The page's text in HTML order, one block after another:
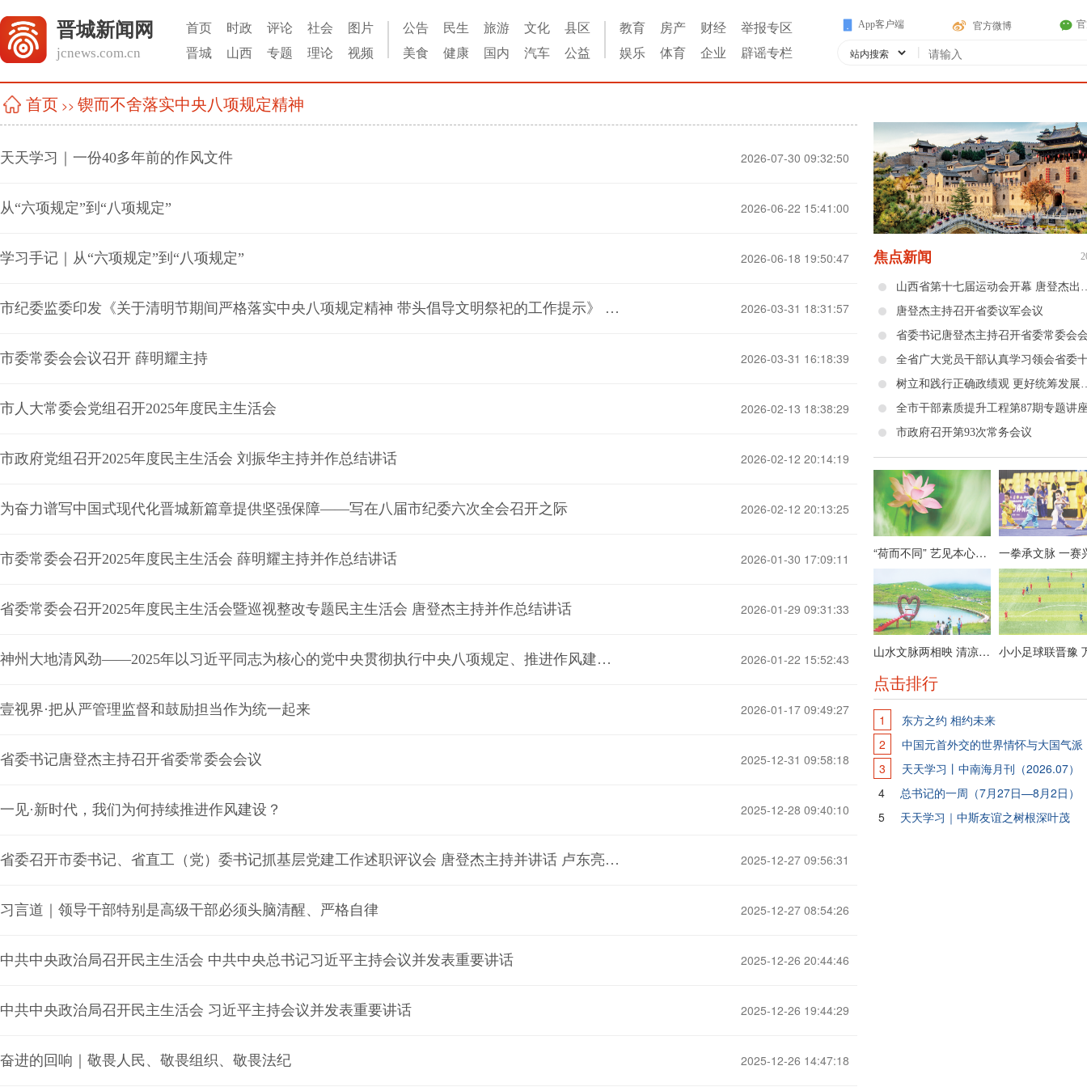
晋城新闻网
jcnews.com.cn
首页 时政 评论 社会
图片
晋城
山西 专题 理论 视频
公告 民生 旅游 文化
县区
美食
健康 国内 汽车 公益
教育 房产 财经
举报专区
娱乐
体育 企业 辟谣专栏
App客户端 官方微博
|
首页 >> 锲而不舍落实中央八项规定精神
天天学习｜一份40多年前的作风文件 2026-07-30 09:32:50
从“六项规定”到“八项规定” 2026-06-22 15:41:00
学习手记｜从“六项规定”到“八项规定” 2026-06-18 19:50:47
市纪委监委印发《关于清明节期间严格落实中央八项规定精神 带头倡导文明祭祀的工作提示》 党员干部要带头做到“八个严禁” 2026-03-31 18:31:57
市委常委会会议召开 薛明耀主持 2026-03-31 16:18:39
市人大常委会党组召开2025年度民主生活会 2026-02-13 18:38:29
市政府党组召开2025年度民主生活会 刘振华主持并作总结讲话 2026-02-12 20:14:19
为奋力谱写中国式现代化晋城新篇章提供坚强保障——写在八届市纪委六次全会召开之际 2026-02-12 20:13:25
市委常委会召开2025年度民主生活会 薛明耀主持并作总结讲话 2026-01-30 17:09:11
省委常委会召开2025年度民主生活会暨巡视整改专题民主生活会 唐登杰主持并作总结讲话 2026-01-29 09:31:33
神州大地清风劲——2025年以习近平同志为核心的党中央贯彻执行中央八项规定、推进作风建设综述 2026-01-22 15:52:43
壹视界·把从严管理监督和鼓励担当作为统一起来 2026-01-17 09:49:27
省委书记唐登杰主持召开省委常委会会议 2025-12-31 09:58:18
一见·新时代，我们为何持续推进作风建设？ 2025-12-28 09:40:10
省委召开市委书记、省直工（党）委书记抓基层党建工作述职评议会 唐登杰主持并讲话 卢东亮张春林出席 2025-12-27 09:56:31
习言道｜领导干部特别是高级干部必须头脑清醒、严格自律 2025-12-27 08:54:26
中共中央政治局召开民主生活会 中共中央总书记习近平主持会议并发表重要讲话 2025-12-26 20:44:46
中共中央政治局召开民主生活会 习近平主持会议并发表重要讲话 2025-12-26 19:44:29
奋进的回响｜敬畏人民、敬畏组织、敬畏法纪 2025-12-26 14:47:18
焦点新闻
唐登杰主持召开省委议军会议
省委书记唐登杰主持召开省委常委会
市政府召开第93次常务会议
“荷而不同” 艺见本心——栗维亚艺术作品展节选
山水文脉两相映 清凉晋城迎客来
点击排行
1
东方之约 相约未来
2
中国元首外交的世界情怀与大国气派
3
天天学习丨中南海月刊（2026.07）
4
总书记的一周（7月27日—8月2日）
5
天天学习｜中斯友谊之树根深叶茂